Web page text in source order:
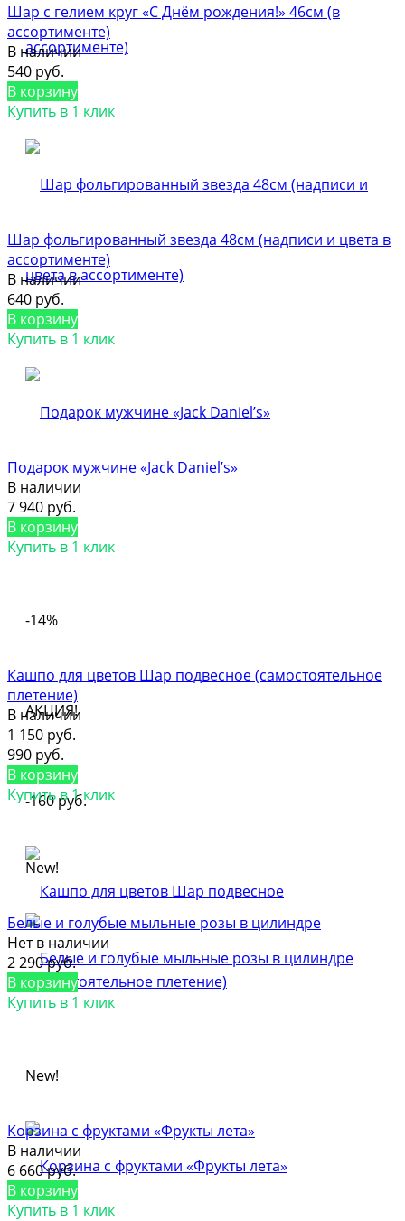
Шар с гелием круг «С Днём рождения!» 46см (в
ассортименте)
В наличии
540 руб.
В корзину
Купить в 1 клик
Шар фольгированный звезда 48см (надписи и цвета в
ассортименте)
В наличии
640 руб.
В корзину
Купить в 1 клик
Подарок мужчине «Jack Daniel’s»
В наличии
7 940 руб.
В корзину
Купить в 1 клик
-14%
АКЦИЯ!
-160 руб.
Кашпо для цветов Шар подвесное (самостоятельное
плетение)
В наличии
1 150 руб.
990 руб.
В корзину
Купить в 1 клик
New!
Белые и голубые мыльные розы в цилиндре
Нет в наличии
2 290 руб.
В корзину
Купить в 1 клик
New!
Корзина с фруктами «Фрукты лета»
В наличии
6 660 руб.
В корзину
Купить в 1 клик